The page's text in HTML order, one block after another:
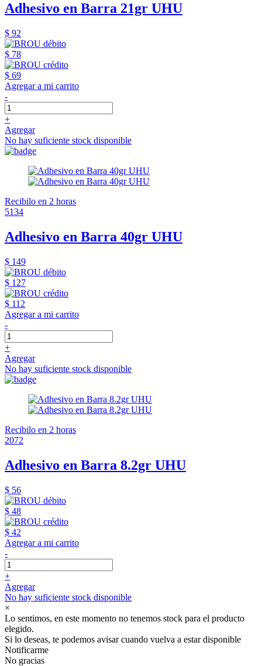
Adhesivo en Barra 21gr UHU
$ 92
$ 78
$ 69
Agregar a mi carrito
-
+
Agregar
No hay suficiente stock disponible
Recibilo en 2 horas
5134
Adhesivo en Barra 40gr UHU
$ 149
$ 127
$ 112
Agregar a mi carrito
-
+
Agregar
No hay suficiente stock disponible
Recibilo en 2 horas
2072
Adhesivo en Barra 8.2gr UHU
$ 56
$ 48
$ 42
Agregar a mi carrito
-
+
Agregar
No hay suficiente stock disponible
×
Lo sentimos, en este momento no tenemos stock para el producto
elegido.
Si lo deseas, te podemos avisar cuando vuelva a estar disponible
Notificarme
No gracias